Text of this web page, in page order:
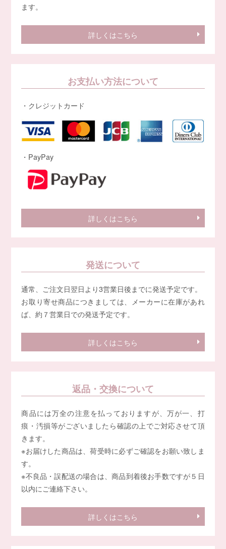
ます。
詳しくはこちら
お支払い方法について
・クレジットカード
・PayPay
詳しくはこちら
発送について
通常、ご注文日翌日より3営業日後までに発送予定です。
お取り寄せ商品につきましては、メーカーに在庫があれ
ば、約７営業日での発送予定です。
詳しくはこちら
返品・交換について
商品には万全の注意を払っておりますが、万が一、打
痕・汚損等がございましたら確認の上でご対応させて頂
きます。
※お届けした商品は、荷受時に必ずご確認をお願い致しま
す。
※不良品・誤配送の場合は、商品到着後お手数ですが５日
以内にご連絡下さい。
詳しくはこちら